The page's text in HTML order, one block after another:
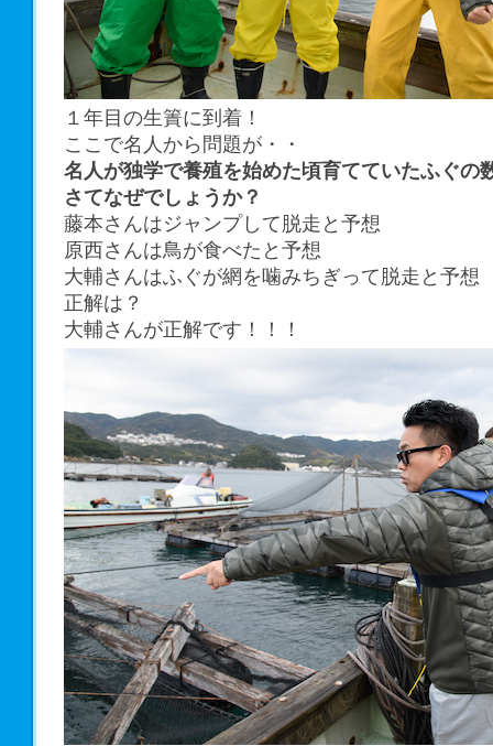
１年目の生簀に到着！
ここで名人から問題が・・
名人が独学で養殖を始めた頃育てていたふぐの
さてなぜでしょうか？
藤本さんはジャンプして脱走と予想
原西さんは鳥が食べたと予想
大輔さんはふぐが網を噛みちぎって脱走と予想
正解は？
大輔さんが正解です！！！